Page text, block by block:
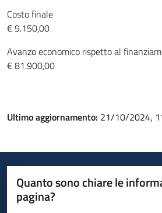
Costo finale
€ 9.150,00
Avanzo economico rispetto al
€ 81.900,00
Ultimo aggiornamento: 21/10/2024,
Quanto sono chiare le
pagina?